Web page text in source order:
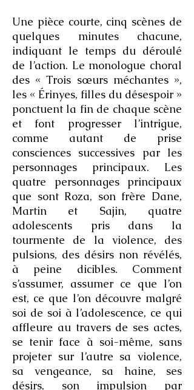
Une pièce courte, cinq scènes de
quelques minutes chacune,
indiquant le temps du déroulé
de l’action. Le monologue choral
des « Trois sœurs méchantes »,
les « Érinyes, filles du désespoir »
ponctuent la fin de chaque scène
et font progresser l’intrigue,
comme autant de prise
consciences successives par les
personnages principaux. Les
quatre personnages principaux
que sont Roza, son frère Dane,
Martin et Sajin, quatre
adolescents pris dans la
tourmente de la violence, des
pulsions, des désirs non révélés,
à peine dicibles. Comment
s’assumer, assumer ce que l’on
est, ce que l’on découvre malgré
soi de soi à l’adolescence, ce qui
affleure au travers de ses actes,
se tenir face à soi-même, sans
projeter sur l’autre sa violence,
sa vengeance, sa haine, ses
désirs, son impulsion par